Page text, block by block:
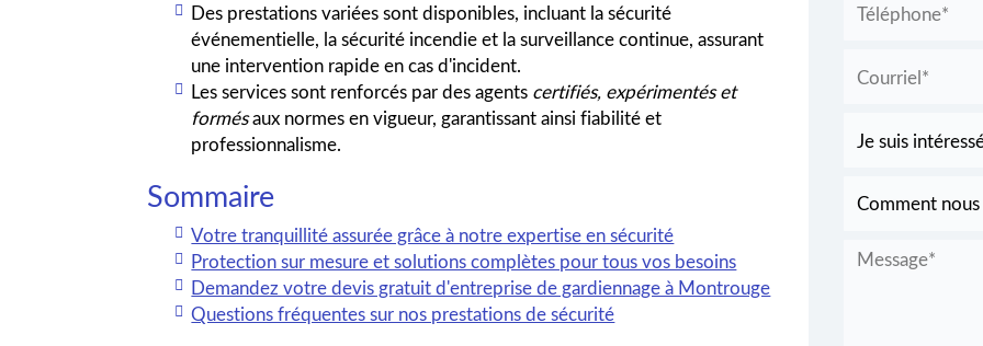
Des prestations variées sont disponibles, incluant la sécurité
événementielle, la sécurité incendie et la surveillance continue, assurant
une intervention rapide en cas d'incident.
Les services sont renforcés par des agents certifiés, expérimentés et
formésaux normes en vigueur, garantissant ainsi fiabilité et
professionnalisme.
Sommaire
Votre tranquillité assurée grâce à notre expertise en sécurité
Protection sur mesure et solutions complètes pour tous vos besoins
Demandez votre devis gratuit d'entreprise de gardiennage à Montrouge
Questions fréquentes sur nos prestations de sécurité